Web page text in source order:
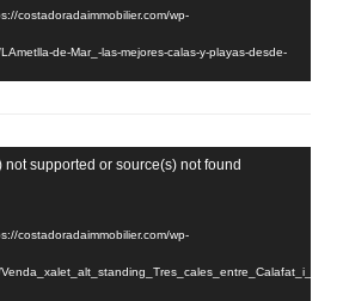
costadoradaimmobilier.com/wp-
de-Mar_-las-mejores-calas-y-playas-desde-
not supported or source(s) not found
costadoradaimmobilier.com/wp-